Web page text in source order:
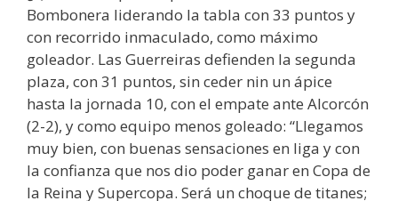
Bombonera liderando la tabla con 33 puntos y
con recorrido inmaculado, como máximo
goleador. Las Guerreiras defienden la segunda
plaza, con 31 puntos, sin ceder nin un ápice
hasta la jornada 10, con el empate ante Alcorcón
(2-2), y como equipo menos goleado: “Llegamos
muy bien, con buenas sensaciones en liga y con
la confianza que nos dio poder ganar en Copa de
la Reina y Supercopa. Será un choque de titanes;